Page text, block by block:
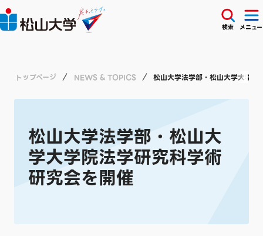
検索 メニュー
トップページ NEWS & TOPICS 松山大学法学部・松山大学大学
松山大学法学部・松山大
学大学院法学研究科学術
研究会を開催